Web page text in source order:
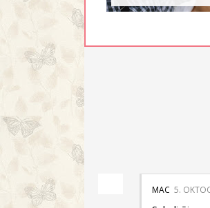
MAC 5.